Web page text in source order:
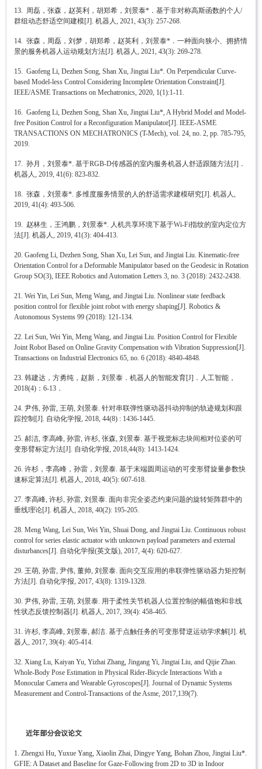
13. 周磊，张森，赵英利，胡郑希，刘景泰*．基于非对称高斯函数的个人/
群组动态舒适空间建模[J]. 机器人, 2021, 43(3): 257-268.
14. 张森，周磊，刘梦，胡郑希，赵英利，刘景泰*．一种面向狭小、拥挤情
景的服务机器人运动规划方法[J]. 机器人, 2021, 43(3): 269-278.
15. Gaofeng Li, Dezhen Song, Shan Xu, Jingtai Liu*. On Perpendicular Curve-
based Model-less Control Considering Incomplete Orientation Constraint[J].
IEEE/ASME Transactions on Mechatronics, 2020, 1(1):1-11.
16. Gaofeng Li, Dezhen Song, Shan Xu, Jingtai Liu*, A Hybrid Model and Model-
free Position Control for a Reconfiguration Manipulator[J]. IEEE-ASME
TRANSACTIONS ON MECHATRONICS (T-Mech), vol. 24, no. 2, pp. 785-795,
2019.
17. 孙月，刘景泰*. 基于RGB-D传感器的室内服务机器人舒适跟随方法[J]．
机器人, 2019, 41(6): 823-832.
18. 张森，刘景泰*. 多维度服务情景的人的舒适需求建模研究[J]. 机器人,
2019, 41(4): 493-506.
19. 赵林生，王鸿鹏，刘景泰*. 人机共享环境下基于Wi-Fi指纹的室内定位方
法[J]. 机器人, 2019, 41(3): 404-413.
20. Gaofeng Li, Dezhen Song, Shan Xu, Lei Sun, and Jingtai Liu. Kinematic-free
Orientation Control for a Deformable Manipulator based on the Geodesic in Rotation
Group SO(3), IEEE Robotics and Automation Letters 3, no. 3 (2018): 2432-2438.
21. Wei Yin, Lei Sun, Meng Wang, and Jingtai Liu. Nonlinear state feedback
position control for flexible joint robot with energy shaping[J]. Robotics &
Autonomous Systems 99 (2018): 121-134.
22. Lei Sun, Wei Yin, Meng Wang, and Jingtai Liu. Position Control for Flexible
Joint Robot Based on Online Gravity Compensation with Vibration Suppression[J].
Transactions on Industrial Electronics 65, no. 6 (2018): 4840-4848.
23. 韩建达，方勇纯，赵新，刘景泰．机器人的智能发育[J]．人工智能，
2018(4)：6-13．
24. 尹伟, 孙雷, 王萌, 刘景泰. 针对串联弹性驱动器抖动抑制的轨迹规划和跟
踪控制[J]. 自动化学报, 2018, 44(8) : 1436-1445.
25. 郝洁, 李高峰, 孙雷, 许杉, 张森, 刘景泰. 基于视觉标志块间相对位姿的可
变形臂标定方法[J]. 自动化学报, 2018,44(8): 1413-1424.
26. 许杉，李高峰，孙雷，刘景泰. 基于末端圆周运动的可变形臂旋量参数快
速标定算法[J]. 机器人, 2018, 40(5): 607-618.
27. 李高峰, 许杉, 孙雷, 刘景泰. 面向非完全姿态约束问题的旋转矩阵群中的
垂线理论[J]. 机器人, 2018, 40(2): 195-205.
28. Meng Wang, Lei Sun, Wei Yin, Shuai Dong, and Jingtai Liu. Continuous robust
control for series elastic actuator with unknown payload parameters and external
disturbances[J]. 自动化学报(英文版), 2017, 4(4): 620-627.
29. 王萌, 孙雷, 尹伟, 董帅, 刘景泰. 面向交互应用的串联弹性驱动器力矩控制
方法[J]. 自动化学报, 2017, 43(8): 1319-1328.
30. 尹伟, 孙雷, 王萌, 刘景泰. 用于柔性关节机器人位置控制的幅值饱和非线
性状态反馈控制器[J]. 机器人, 2017, 39(4): 458-465.
31. 许杉, 李高峰, 刘景泰, 郝洁. 基于点触任务的可变形臂逆运动学求解[J]. 机
器人, 2017, 39(4): 405-414.
32. Xiang Lu, Kaiyan Yu, Yizhai Zhang, Jingang Yi, Jingtai Liu, and Qijie Zhao.
Whole-Body Pose Estimation in Physical Rider-Bicycle Interactions With a
Monocular Camera and Wearable Gyroscopes[J]. Journal of Dynamic Systems
Measurement and Control-Transactions of the Asme, 2017,139(7).
近年部分会议论文
1. Zhengxi Hu, Yuxue Yang, Xiaolin Zhai, Dingye Yang, Bohan Zhou, Jingtai Liu*.
GFIE: A Dataset and Baseline for Gaze-Following from 2D to 3D in Indoor